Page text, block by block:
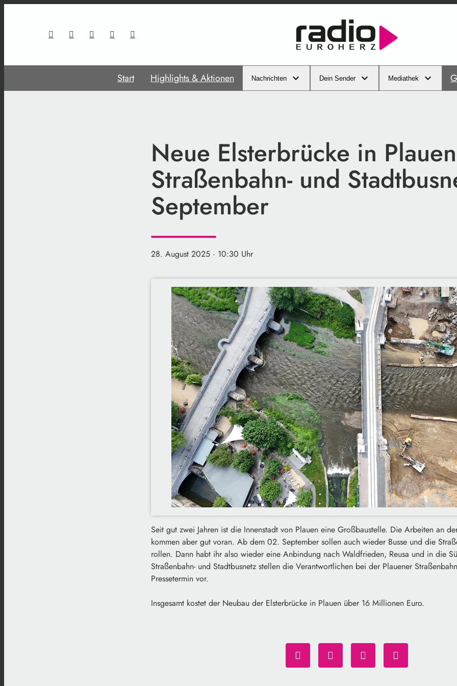
Start Highlights & Aktionen Nachrichten Dein Sender Mediathek
Neue Elsterbrücke in
Straßenbahn- und
September
28. August 2025 · 10:30 Uhr
Seit gut zwei Jahren ist die Innenstadt von Plauen eine Großbaustelle. Die Arbeiten an
kommen aber gut voran. Ab dem 02. September sollen auch wieder Busse und die
rollen. Dann habt ihr also wieder eine Anbindung nach Waldfrieden, Reusa und in die
Straßenbahn- und Stadtbusnetz stellen die Verantwortlichen bei der Plauener
Pressetermin vor.
Insgesamt kostet der Neubau der Elsterbrücke in Plauen über 16 Millionen Euro.